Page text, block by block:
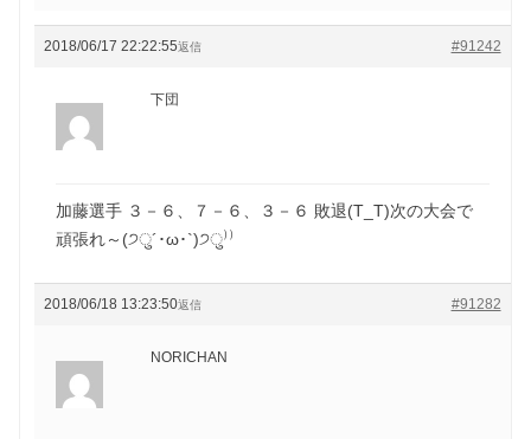
2018/06/17 22:22:55 #91242
返信
下団
加藤選手 ３－６、７－６、３－６ 敗退(T_T)次の大会で
頑張れ～(੭ु´･ω･`)੭ु⁾⁾
2018/06/18 13:23:50 #91282
返信
NORICHAN